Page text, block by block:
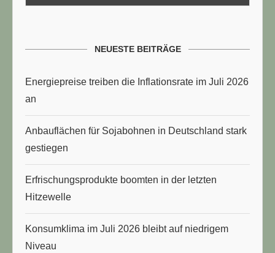
NEUESTE BEITRÄGE
Energiepreise treiben die Inflationsrate im Juli 2026
an
Anbauflächen für Sojabohnen in Deutschland stark
gestiegen
Erfrischungsprodukte boomten in der letzten
Hitzewelle
Konsumklima im Juli 2026 bleibt auf niedrigem
Niveau